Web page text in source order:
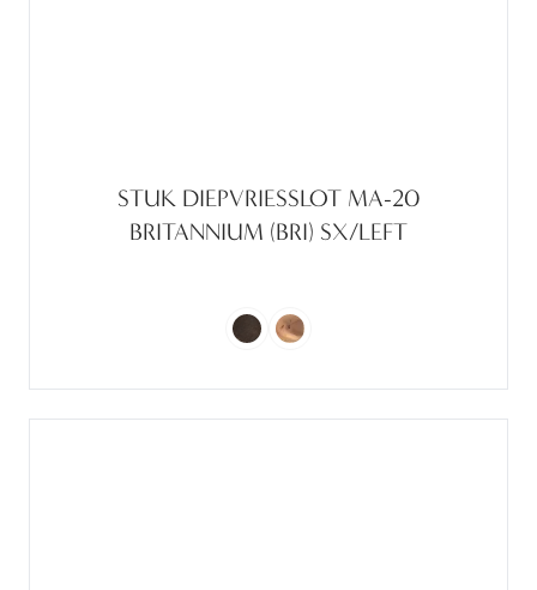
STUK DIEPVRIESSLOT MA-20
BRITANNIUM (BRI) SX/LEFT